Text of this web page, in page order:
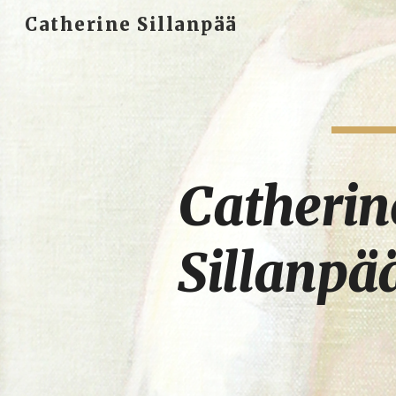
Catherine Sillanpää